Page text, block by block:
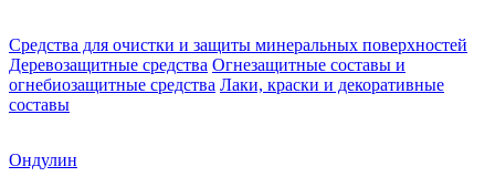
Средства для очистки и защиты минеральных поверхностей
Деревозащитные средства Огнезащитные составы и
огнебиозащитные средства Лаки, краски и декоративные
составы
Ондулин